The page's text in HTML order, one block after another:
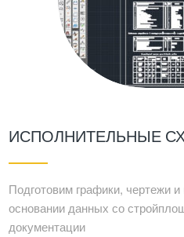
ИСПОЛНИТЕЛЬНЫЕ
Подготовим графики, чертежи
основании данных со
документации